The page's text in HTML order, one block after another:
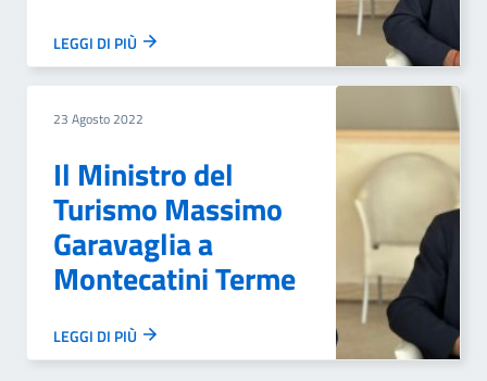
LEGGI DI PIÙ
23 Agosto 2022
Il Ministro del
Turismo Massimo
Garavaglia a
Montecatini Terme
LEGGI DI PIÙ